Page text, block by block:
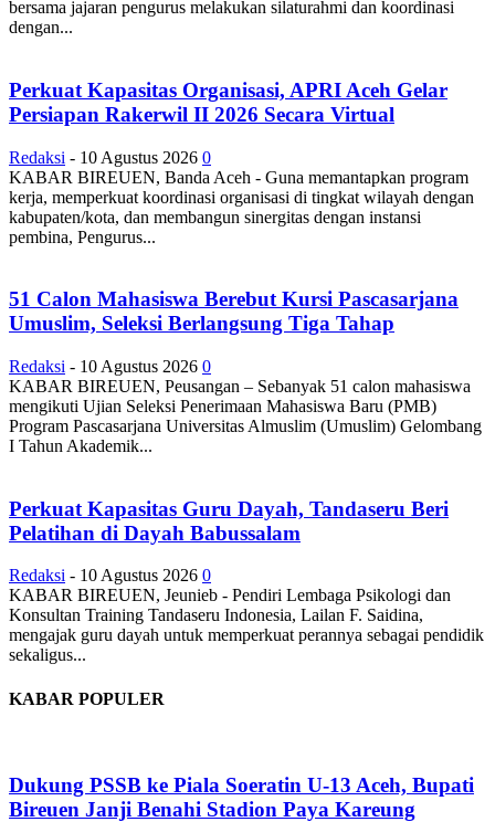
bersama jajaran pengurus melakukan silaturahmi dan koordinasi
dengan...
Perkuat Kapasitas Organisasi, APRI Aceh Gelar
Persiapan Rakerwil II 2026 Secara Virtual
Redaksi - 10 Agustus 2026 0
KABAR BIREUEN, Banda Aceh - Guna memantapkan program
kerja, memperkuat koordinasi organisasi di tingkat wilayah dengan
kabupaten/kota, dan membangun sinergitas dengan instansi
pembina, Pengurus...
51 Calon Mahasiswa Berebut Kursi Pascasarjana
Umuslim, Seleksi Berlangsung Tiga Tahap
Redaksi - 10 Agustus 2026 0
KABAR BIREUEN, Peusangan – Sebanyak 51 calon mahasiswa
mengikuti Ujian Seleksi Penerimaan Mahasiswa Baru (PMB)
Program Pascasarjana Universitas Almuslim (Umuslim) Gelombang
I Tahun Akademik...
Perkuat Kapasitas Guru Dayah, Tandaseru Beri
Pelatihan di Dayah Babussalam
Redaksi - 10 Agustus 2026 0
KABAR BIREUEN, Jeunieb - Pendiri Lembaga Psikologi dan
Konsultan Training Tandaseru Indonesia, Lailan F. Saidina,
mengajak guru dayah untuk memperkuat perannya sebagai pendidik
sekaligus...
KABAR POPULER
Dukung PSSB ke Piala Soeratin U-13 Aceh, Bupati
Bireuen Janji Benahi Stadion Paya Kareung